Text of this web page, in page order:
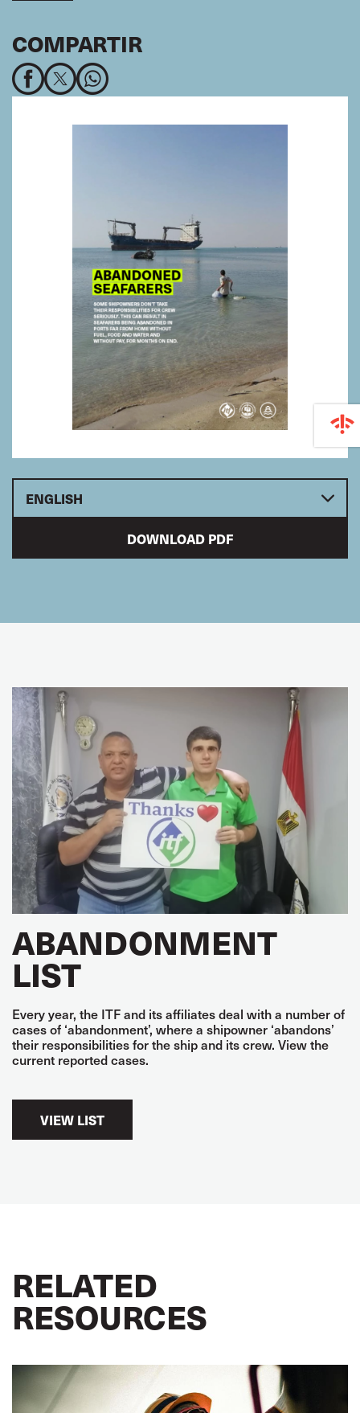
COMPARTIR
ENGLISH
DOWNLOAD PDF
ABANDONMENT
LIST
Every year, the ITF and its affiliates deal with a number of
cases of ‘abandonment’, where a shipowner ‘abandons’
their responsibilities for the ship and its crew. View the
current reported cases.
VIEW LIST
RELATED
RESOURCES